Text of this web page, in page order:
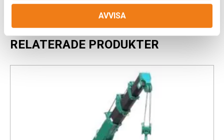
AVVISA
RELATERADE PRODUKTER